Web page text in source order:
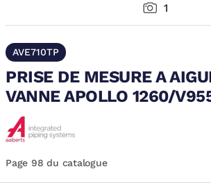
1
AVE710TP
PRISE DE MESURE A
VANNE APOLLO 1260/
Page 98 du catalogue